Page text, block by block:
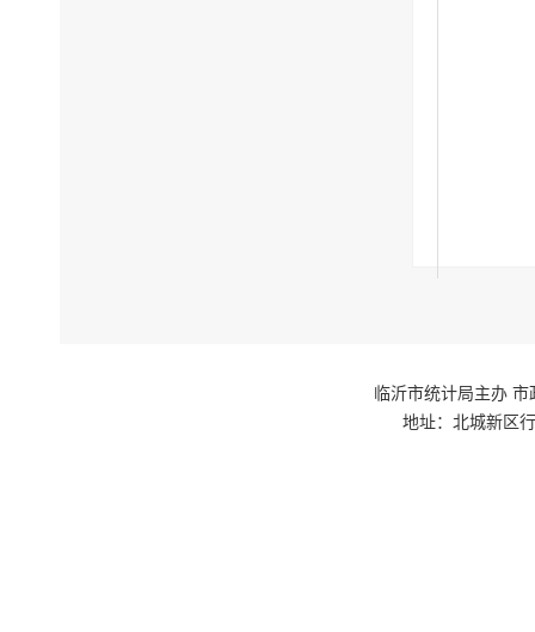
临沂市统计局主办 市
地址：北城新区